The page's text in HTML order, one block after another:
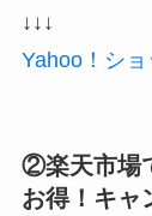
↓↓↓
Yahoo！シ
②楽天市場
お得！キャ